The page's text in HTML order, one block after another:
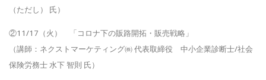
（ただし） 氏）
②11/17（火） 「コロナ下の販路開拓・販売戦略」
（講師：ネクストマーケティング㈱ 代表取締役 中小企業診断士/社会
保険労務士 水下 智則 氏）